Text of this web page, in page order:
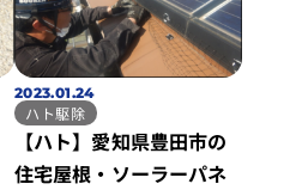
2023.01.24
ハト駆除
【ハト】愛知県豊田市の
住宅屋根・ソーラーパネ